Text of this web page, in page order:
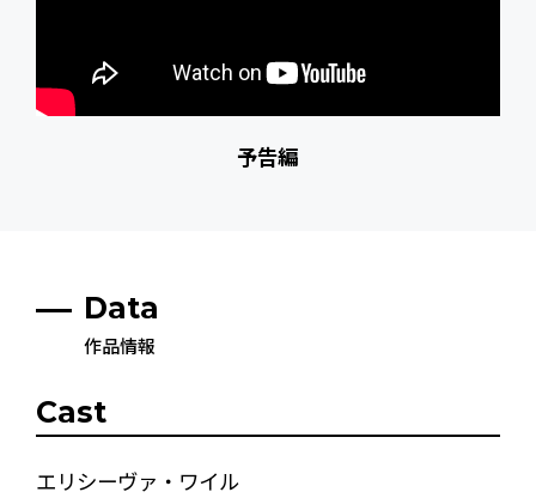
予告編
Data
作品情報
Cast
エリシーヴァ・ワイル